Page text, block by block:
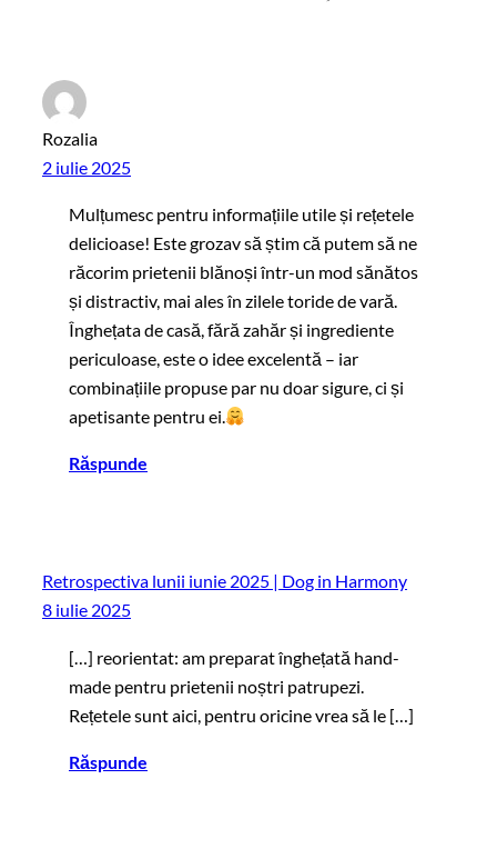
Rozalia
2 iulie 2025
Mulțumesc pentru informațiile utile și rețetele
delicioase! Este grozav să știm că putem să ne
răcorim prietenii blănoși într-un mod sănătos
și distractiv, mai ales în zilele toride de vară.
Înghețata de casă, fără zahăr și ingrediente
periculoase, este o idee excelentă – iar
combinațiile propuse par nu doar sigure, ci și
apetisante pentru ei.
Răspunde
Retrospectiva lunii iunie 2025 | Dog in Harmony
8 iulie 2025
[…] reorientat: am preparat înghețată hand-
made pentru prietenii noștri patrupezi.
Rețetele sunt aici, pentru oricine vrea să le […]
Răspunde